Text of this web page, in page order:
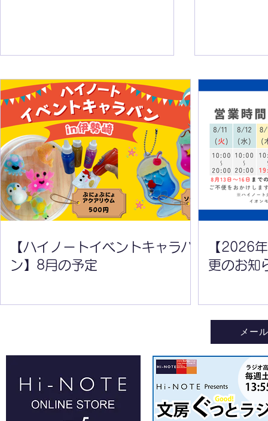
【ハイノートエキスポ
2024】会場MAP
【ハイノー
2024】ワ
【ハイノートイベントキャラバ
ン】8月の予定
【2026
更のお知
メー